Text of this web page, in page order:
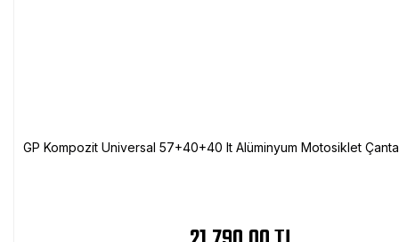
GP Kompozit Universal 57+40+40 lt Alüminyum Motosiklet